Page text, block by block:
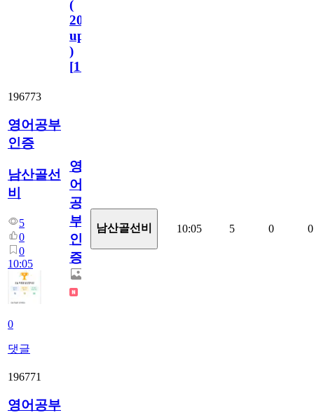
(
2023.11.1
update
)
[110
196773
영어공부
인증
남산골선
비
5
0
0
10:05
0
댓글
영
어
공
부
인
증
남산골선비 10:05 5 0 0
196771
영어공부